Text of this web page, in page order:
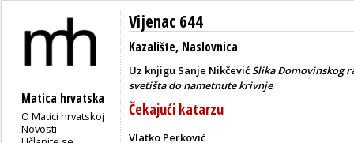
Matica hrvatska
O Matici hrvatskoj
Novosti
Vijenac 644
Kazalište, Naslovnica
Uz knjigu Sanje NikčevićSlika Domovinskog
svetišta do nametnute krivnje
Čekajući katarzu
Vlatko Perković